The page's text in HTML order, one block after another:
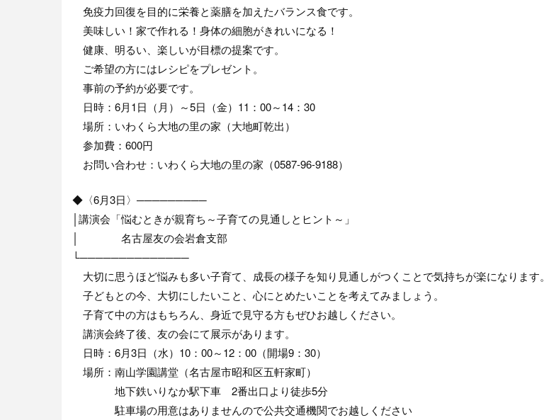
免疫力回復を目的に栄養と薬膳を加えたバランス食です。
美味しい！家で作れる！身体の細胞がきれいになる！
健康、明るい、楽しいが目標の提案です。
ご希望の方にはレシピをプレゼント。
事前の予約が必要です。
日時：6月1日（月）～5日（金）11：00～14：30
場所：いわくら大地の里の家（大地町乾出）
参加費：600円
お問い合わせ：いわくら大地の里の家（0587-96-9188）
◆〈6月3日〉─────────
│講演会「悩むときが親育ち～子育ての見通しとヒント～」
│ 名古屋友の会岩倉支部
└──────────────
大切に思うほど悩みも多い子育て、成長の様子を知り見通しがつくことで気持ちが楽になります。
子どもとの今、大切にしたいこと、心にとめたいことを考えてみましょう。
子育て中の方はもちろん、身近で見守る方もぜひお越しください。
講演会終了後、友の会にて展示があります。
日時：6月3日（水）10：00～12：00（開場9：30）
場所：南山学園講堂（名古屋市昭和区五軒家町）
地下鉄いりなか駅下車 2番出口より徒歩5分
駐車場の用意はありませんので公共交通機関でお越しください